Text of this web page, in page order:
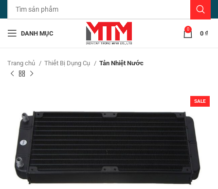
DANH MỤC
0
0 ₫
Trang chủ Thiết Bị Dụng Cụ Tản Nhiệt Nước
SALE